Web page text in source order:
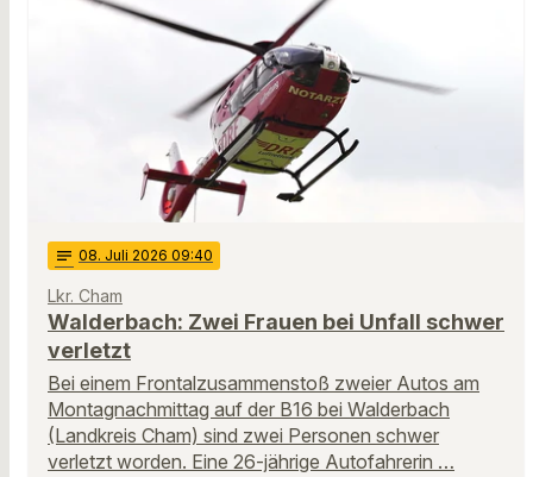
notes 08. Juli 2026 09:40
Lkr. Cham
Walderbach: Zwei Frauen bei Unfall schwer
verletzt
Bei einem Frontalzusammenstoß zweier Autos am
Montagnachmittag auf der B16 bei Walderbach
(Landkreis Cham) sind zwei Personen schwer
verletzt worden. Eine 26-jährige Autofahrerin …